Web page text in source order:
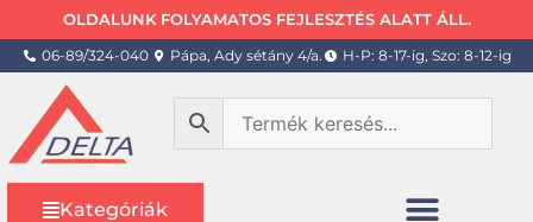
OLDALUNK FOLYAMATOS FEJLESZTÉS ALATT ÁLL.
06-89/324-040 Pápa, Ady sétány 4/a. H-P: 8-17-ig, Szo: 8-12-ig
Kategóriák